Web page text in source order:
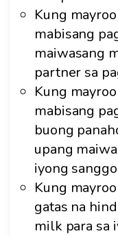
Kung
mabisang
maiwasang
partner sa
Kung
mabisang
buong
upang
iyong
Kung
gatas na
milk para sa